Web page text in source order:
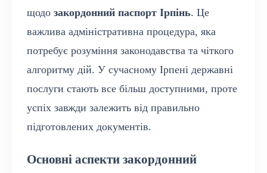
щодо закордонний паспорт Ірпінь. Це
важлива адміністративна процедура, яка
потребує розуміння законодавства та чіткого
алгоритму дій. У сучасному Ірпені державні
послуги стають все більш доступними, проте
успіх завжди залежить від правильно
підготовлених документів.
Основні аспекти закордонний